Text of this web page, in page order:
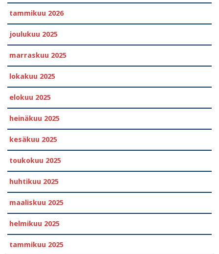
tammikuu 2026
joulukuu 2025
marraskuu 2025
lokakuu 2025
elokuu 2025
heinäkuu 2025
kesäkuu 2025
toukokuu 2025
huhtikuu 2025
maaliskuu 2025
helmikuu 2025
tammikuu 2025